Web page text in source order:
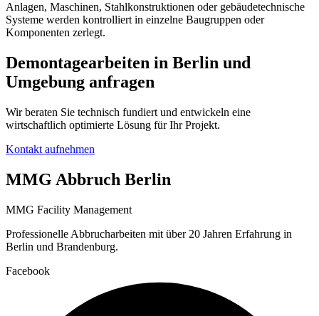
Anlagen, Maschinen, Stahlkonstruktionen oder gebäudetechnische
Systeme werden kontrolliert in einzelne Baugruppen oder
Komponenten zerlegt.
Demontagearbeiten in Berlin und
Umgebung anfragen
Wir beraten Sie technisch fundiert und entwickeln eine
wirtschaftlich optimierte Lösung für Ihr Projekt.
Kontakt aufnehmen
MMG Abbruch Berlin
MMG Facility Management
Professionelle Abbrucharbeiten mit über 20 Jahren Erfahrung in
Berlin und Brandenburg.
Facebook